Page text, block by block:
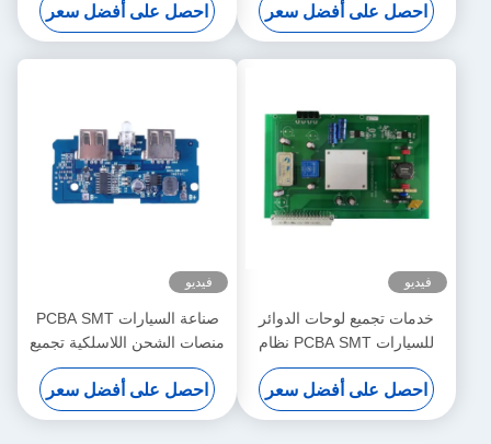
احصل على أفضل سعر احصل على أفضل سعر
فيديو
خدمات تجميع لوحات الدوائر
للسيارات PCBA SMT نظام
تحكم الإضاءة
احصل على أفضل سعر
فيديو
صناعة السيارات PCBA SMT
منصات الشحن اللاسلكية تجميع
PCB السريع
احصل على أفضل سعر